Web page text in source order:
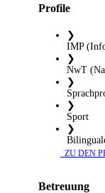
Profile
❯
IMP
❯
NwT
❯
❯
Sport
❯
ZU DEN
Betreuung